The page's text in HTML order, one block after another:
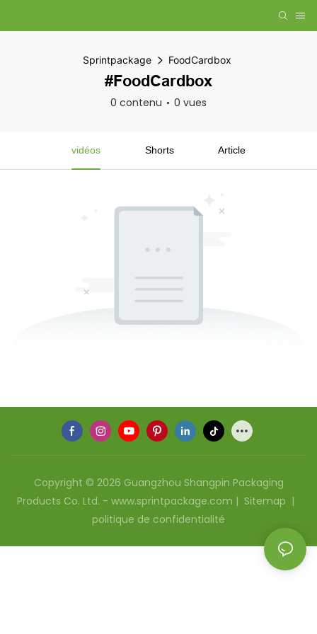
Sprintpackage FoodCardbox
#FoodCardbox
0 contenu 0 vues
vidéos Shorts Article
Copyright © 2026 Guangzhou Shangpin Packaging
Products Co. Ltd. - www.sprintpackage.com | Sitemap |
politique de confidentialité